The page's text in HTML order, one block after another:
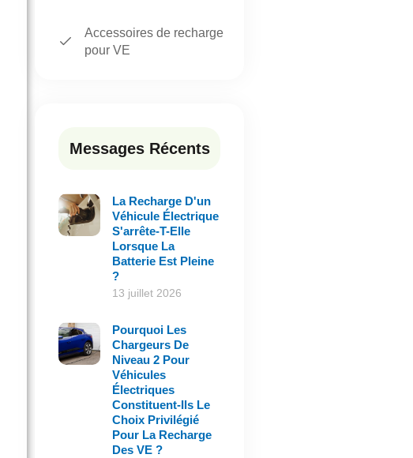
Accessoires de recharge
pour VE
Messages Récents
La Recharge D'un
Véhicule Électrique
S'arrête-T-Elle
Lorsque La
Batterie Est Pleine
?
13 juillet 2026
Pourquoi Les
Chargeurs De
Niveau 2 Pour
Véhicules
Électriques
Constituent-Ils Le
Choix Privilégié
Pour La Recharge
Des VE ?